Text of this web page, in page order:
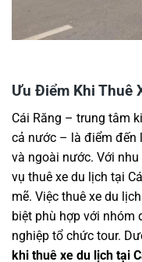
Ưu Điểm Khi Thuê
Cái Răng – trung tâm
cả nước – là điểm đến
và ngoài nước. Với
vụ thuê xe du lịch tại
mẽ. Việc thuê xe du
biệt phù hợp với nhóm
nghiệp tổ chức tour.
khi thuê xe du lịch tại